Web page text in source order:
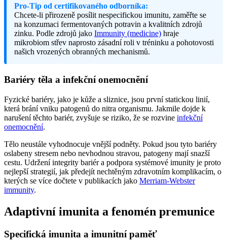
Pro-Tip od certifikovaného odborníka:
Chcete-li přirozeně posílit nespecifickou imunitu, zaměřte se
na konzumaci fermentovaných potravin a kvalitních zdrojů
zinku. Podle zdrojů jako Immunity (medicine) hraje
mikrobiom střev naprosto zásadní roli v tréninku a pohotovosti
našich vrozených obranných mechanismů.
Bariéry těla a infekční onemocnění
Fyzické bariéry, jako je kůže a sliznice, jsou první statickou linií,
která brání vniku patogenů do nitra organismu. Jakmile dojde k
narušení těchto bariér, zvyšuje se riziko, že se rozvine infekční
onemocnění.
Tělo neustále vyhodnocuje vnější podněty. Pokud jsou tyto bariéry
oslabeny stresem nebo nevhodnou stravou, patogeny mají snazší
cestu. Udržení integrity bariér a podpora systémové imunity je proto
nejlepší strategií, jak předejít nechtěným zdravotním komplikacím, o
kterých se více dočtete v publikacích jako Merriam-Webster
immunity.
Adaptivní imunita a fenomén premunice
Specifická imunita a imunitní paměť